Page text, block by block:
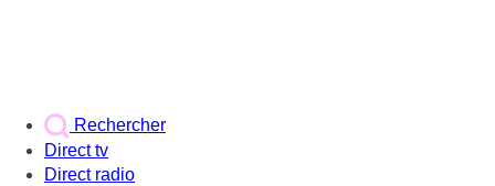
Rechercher
Direct tv
Direct radio